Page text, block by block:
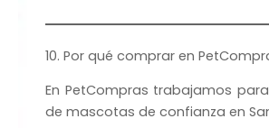
10. Por qué comprar en
En PetCompras trabajamos
de mascotas de confianza en